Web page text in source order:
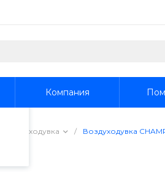
Компания
воздуходувка / Воздуходувка